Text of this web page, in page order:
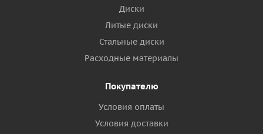
Диски
Литые диски
Стальные диски
Расходные материалы
Покупателю
Условия оплаты
Условия доставки